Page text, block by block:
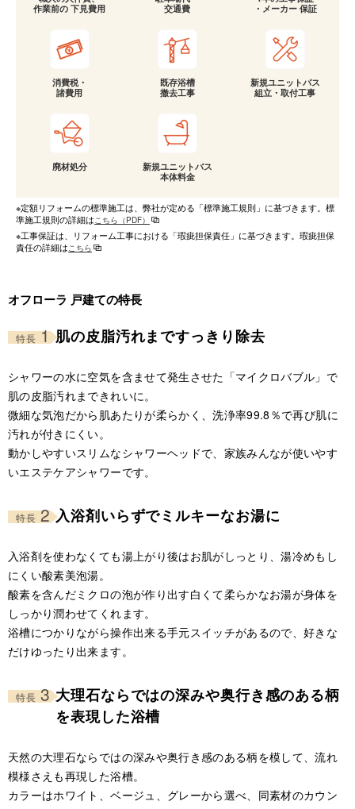
作業前の 下見費用
交通費
・メーカー 保証
消費税・
諸費用
既存浴槽
撤去工事
新規ユニットバス
組立・取付工事
廃材処分
新規ユニットバス
本体料金
※定額リフォームの標準施工は、弊社が定める「標準施工規則」に基づきます。標
準施工規則の詳細は こちら（PDF）
※工事保証は、リフォーム工事における「瑕疵担保責任」に基づきます。瑕疵担保
責任の詳細は こちら
オフローラ 戸建ての特長
特長 1 肌の皮脂汚れまですっきり除去
シャワーの水に空気を含ませて発生させた「マイクロバブル」で
肌の皮脂汚れまできれいに。
微細な気泡だから肌あたりが柔らかく、洗浄率99.8％で再び肌に
汚れが付きにくい。
動かしやすいスリムなシャワーヘッドで、家族みんなが使いやす
いエステケアシャワーです。
特長 2 入浴剤いらずでミルキーなお湯に
入浴剤を使わなくても湯上がり後はお肌がしっとり、湯冷めもし
にくい酸素美泡湯。
酸素を含んだミクロの泡が作り出す白くて柔らかなお湯が身体を
しっかり潤わせてくれます。
浴槽につかりながら操作出来る手元スイッチがあるので、好きな
だけゆったり出来ます。
特長 3 大理石ならではの深みや奥行き感のある柄
を表現した浴槽
天然の大理石ならではの深みや奥行き感のある柄を模して、流れ
模様さえも再現した浴槽。
カラーはホワイト、ベージュ、グレーから選べ、同素材のカウン